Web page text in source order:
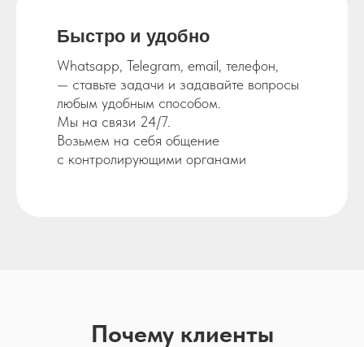
Быстро и удобно
Whatsapp, Telegram, email, телефон,
— ставьте задачи и задавайте вопросы
любым удобным способом.
Мы на связи 24/7.
Возьмем на себя общение
с контролирующими органами
Почему клиенты